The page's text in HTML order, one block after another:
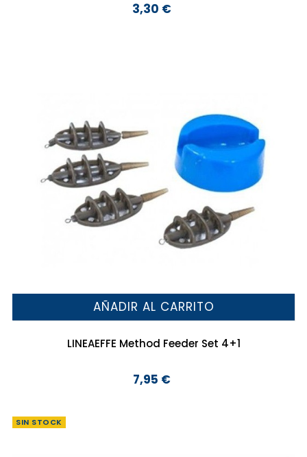
Precio
3,30 €
AÑADIR AL CARRITO
LINEAEFFE Method Feeder Set 4+1
Precio
7,95 €
SIN STOCK